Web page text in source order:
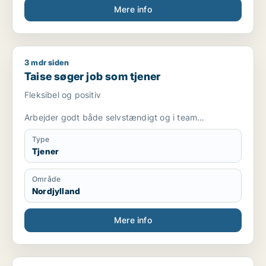
Mere info
Taise søger job som tjener
3 mdr siden
Taise søger job som tjener
Fleksibel og positiv
Arbejder godt både selvstændigt og i team
Erfaring med rengøring, madlavning og kundeservice
Hurtig til at lære og tilpasse mig nye opgaver
Har sans for orden og detaljer
Type
Tjener
Område
Nordjylland
Mere info